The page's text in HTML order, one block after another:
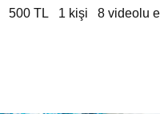
500 TL 1 kişi 8 videolu